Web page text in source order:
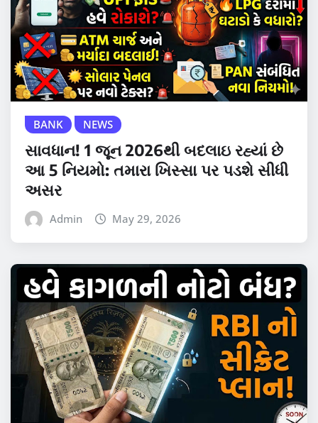
BANK NEWS
સાવધાન! 1 જૂન 2026થી બદલાઇ રહ્યાં છે
આ 5 નિયમો: તમારા ખિસ્સા પર પડશે સીધી
અસર
Admin May 29, 2026